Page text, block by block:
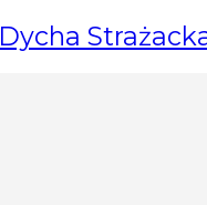
Dycha